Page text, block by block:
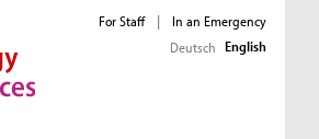
For Staff |
In an Emergency
Deutsch English